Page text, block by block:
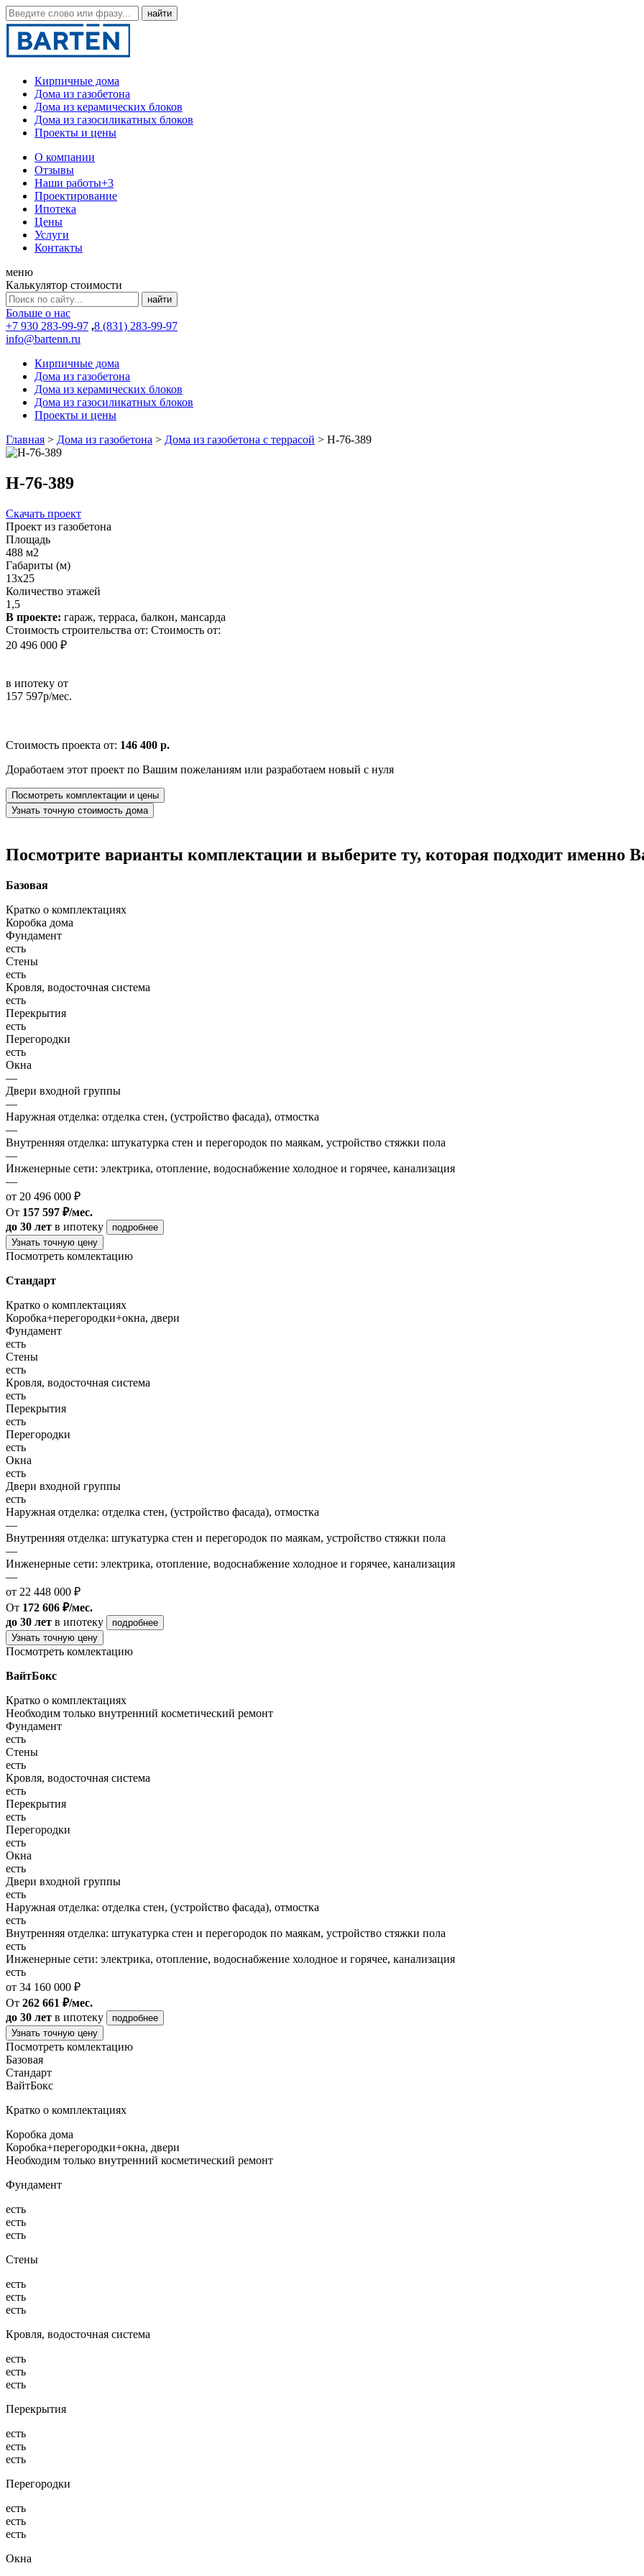
Кирпичные дома
Дома из газобетона
Дома из керамических блоков
Дома из газосиликатных блоков
Проекты и цены
О компании
Отзывы
Наши работы+3
Проектирование
Ипотека
Цены
Услуги
Контакты
меню
Калькулятор стоимости
Больше о нас
+7 930 283-99-97 ,8 (831) 283-99-97
info@bartenn.ru
Кирпичные дома
Дома из газобетона
Дома из керамических блоков
Дома из газосиликатных блоков
Проекты и цены
Главная > Дома из газобетона > Дома из газобетона с террасой > Н-76-389
Н-76-389
Скачать проект
Проект из газобетона
Площадь
488 м2
Габариты (м)
13x25
Количество этажей
1,5
В проекте: гараж, терраса, балкон, мансарда
Стоимость строительства от: Стоимость от:
20 496 000 ₽
в ипотеку от
157 597р/мес.
Стоимость проекта от: 146 400 р.
Доработаем этот проект по Вашим пожеланиям или разработаем новый с нуля
Посмотреть комплектации и цены
Узнать точную стоимость дома
Посмотрите варианты комплектации и выберите ту, которая подходит именно
Базовая
Кратко о комплектациях
Коробка дома
Фундамент
есть
Стены
есть
Кровля, водосточная система
есть
Перекрытия
есть
Перегородки
есть
Окна
—
Двери входной группы
—
Наружная отделка: отделка стен, (устройство фасада), отмостка
—
Внутренняя отделка: штукатурка стен и перегородок по маякам, устройство стяжки пола
—
Инженерные сети: электрика, отопление, водоснабжение холодное и горячее, канализация
—
от 20 496 000 ₽
От 157 597 ₽/мес.
до 30 лет в ипотеку
подробнее
Узнать точную цену
Посмотреть комлектацию
Стандарт
Кратко о комплектациях
Коробка+перегородки+окна, двери
Фундамент
есть
Стены
есть
Кровля, водосточная система
есть
Перекрытия
есть
Перегородки
есть
Окна
есть
Двери входной группы
есть
Наружная отделка: отделка стен, (устройство фасада), отмостка
—
Внутренняя отделка: штукатурка стен и перегородок по маякам, устройство стяжки пола
—
Инженерные сети: электрика, отопление, водоснабжение холодное и горячее, канализация
—
от 22 448 000 ₽
От 172 606 ₽/мес.
до 30 лет в ипотеку
подробнее
Узнать точную цену
Посмотреть комлектацию
ВайтБокс
Кратко о комплектациях
Необходим только внутренний косметический ремонт
Фундамент
есть
Стены
есть
Кровля, водосточная система
есть
Перекрытия
есть
Перегородки
есть
Окна
есть
Двери входной группы
есть
Наружная отделка: отделка стен, (устройство фасада), отмостка
есть
Внутренняя отделка: штукатурка стен и перегородок по маякам, устройство стяжки пола
есть
Инженерные сети: электрика, отопление, водоснабжение холодное и горячее, канализация
есть
от 34 160 000 ₽
От 262 661 ₽/мес.
до 30 лет в ипотеку
подробнее
Узнать точную цену
Посмотреть комлектацию
Базовая
Стандарт
ВайтБокс
Кратко о комплектациях
Коробка дома
Коробка+перегородки+окна, двери
Необходим только внутренний косметический ремонт
Фундамент
есть
есть
есть
Стены
есть
есть
есть
Кровля, водосточная система
есть
есть
есть
Перекрытия
есть
есть
есть
Перегородки
есть
есть
есть
Окна